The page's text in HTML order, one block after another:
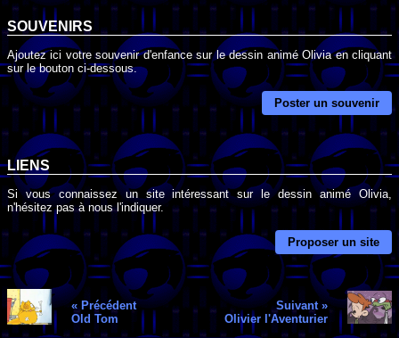
SOUVENIRS
Ajoutez ici votre souvenir d'enfance sur le dessin animé Olivia en cliquant
sur le bouton ci-dessous.
Poster un souvenir
LIENS
Si vous connaissez un site intéressant sur le dessin animé Olivia,
n'hésitez pas à nous l'indiquer.
Proposer un site
« Précédent
Old Tom
Suivant »
Olivier l'Aventurier